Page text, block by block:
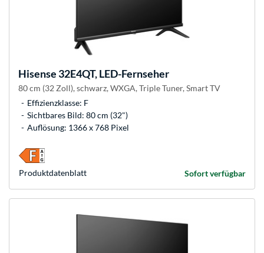
Hisense 32E4QT, LED-Fernseher
80 cm (32 Zoll), schwarz, WXGA, Triple Tuner, Smart TV
Effizienzklasse: F
Sichtbares Bild: 80 cm (32")
Auflösung: 1366 x 768 Pixel
Sofort verfügbar
Produkt­datenblatt